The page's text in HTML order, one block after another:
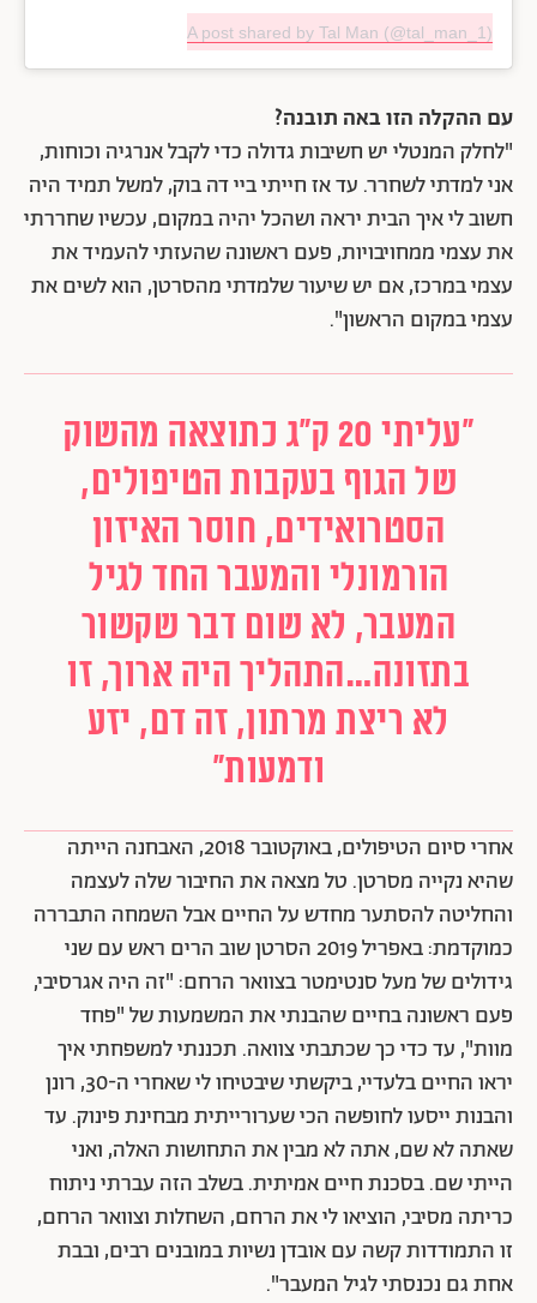
A post shared by Tal Man (@tal_man_1)
עם ההקלה הזו באה תובנה?
"לחלק המנטלי יש חשיבות גדולה כדי לקבל אנרגיה וכוחות,
אני למדתי לשחרר. עד אז חייתי ביי דה בוק, למשל תמיד היה
חשוב לי איך הבית יראה ושהכל יהיה במקום, עכשיו שחררתי
את עצמי ממחויבויות, פעם ראשונה שהעזתי להעמיד את
עצמי במרכז, אם יש שיעור שלמדתי מהסרטן, הוא לשים את
עצמי במקום הראשון".
"עליתי 20 ק"ג כתוצאה מהשוק
של הגוף בעקבות הטיפולים,
הסטרואידים, חוסר האיזון
הורמונלי והמעבר החד לגיל
המעבר, לא שום דבר שקשור
בתזונה…התהליך היה ארוך, זו
לא ריצת מרתון, זה דם, יזע
ודמעות"
אחרי סיום הטיפולים, באוקטובר 2018, האבחנה הייתה
שהיא נקייה מסרטן. טל מצאה את החיבור שלה לעצמה
והחליטה להסתער מחדש על החיים אבל השמחה התבררה
כמוקדמת: באפריל 2019 הסרטן שוב הרים ראש עם שני
גידולים של מעל סנטימטר בצוואר הרחם: "זה היה אגרסיבי,
פעם ראשונה בחיים שהבנתי את המשמעות של "פחד
מוות", עד כדי כך שכתבתי צוואה. תכננתי למשפחתי איך
יראו החיים בלעדיי, ביקשתי שיבטיחו לי שאחרי ה-30, רונן
והבנות ייסעו לחופשה הכי שערורייתית מבחינת פינוק. עד
שאתה לא שם, אתה לא מבין את התחושות האלה, ואני
הייתי שם. בסכנת חיים אמיתית. בשלב הזה עברתי ניתוח
כריתה מסיבי, הוציאו לי את הרחם, השחלות וצוואר הרחם,
זו התמודדות קשה עם אובדן נשיות במובנים רבים, ובבת
אחת גם נכנסתי לגיל המעבר".